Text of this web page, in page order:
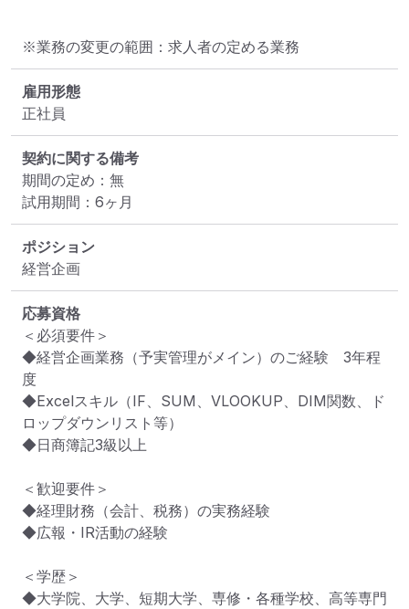
※業務の変更の範囲：求人者の定める業務
雇用形態
正社員
契約に関する備考
期間の定め：無
試用期間：6ヶ月
ポジション
経営企画
応募資格
＜必須要件＞
◆経営企画業務（予実管理がメイン）のご経験　3年程
度
◆Excelスキル（IF、SUM、VLOOKUP、DIM関数、ド
ロップダウンリスト等）
◆日商簿記3級以上
＜歓迎要件＞
◆経理財務（会計、税務）の実務経験
◆広報・IR活動の経験
＜学歴＞
◆大学院、大学、短期大学、専修・各種学校、高等専門